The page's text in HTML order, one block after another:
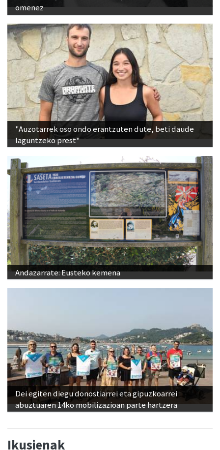
omenez
"Auzotarrek oso ondo erantzuten dute, beti daude
laguntzeko prest"
Andazarrate: Eusteko kemena
Dei egiten diegu donostiarrei eta gipuzkoarrei
abuztuaren 14ko mobilizazioan parte hartzera
Ikusienak